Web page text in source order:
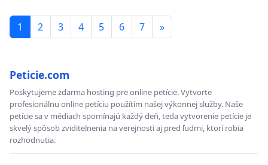
1 2 3 4 5 6 7 »
Peticie.com
Poskytujeme zdarma hosting pre online petície. Vytvorte
profesionálnu online petíciu použítím našej výkonnej služby. Naše
petície sa v médiach spomínajú každý deň, teda vytvorenie petície je
skvelý spôsob zviditelnenia na verejnosti aj pred ľudmi, ktorí robia
rozhodnutia.